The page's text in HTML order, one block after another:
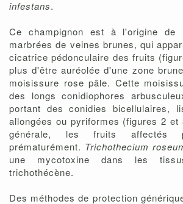
infestans.
Ce champignon est à l'origine de
marbrées de veines brunes, qui
cicatrice pédonculaire des fruits
plus d'être auréolée d'une zone
moisissure rose pâle. Cette
des longs conidiophores
portant des conidies bicellulaires,
allongées ou pyriformes (figures 2 et
générale, les fruits affectés
prématurément. Trichothecium
une mycotoxine dans les
trichothécène.
Des méthodes de protection